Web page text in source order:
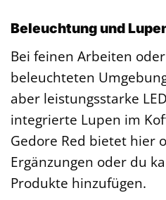
Beleuchtung und
Bei feinen Arbeiten
beleuchteten
aber leistungsstarke
integrierte Lupen im
Gedore Red bietet hier
Ergänzungen oder du
Produkte hinzufügen.